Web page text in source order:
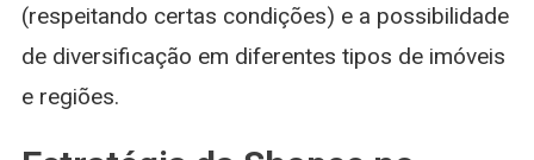
(respeitando certas condições) e a possibilidade
de diversificação em diferentes tipos de imóveis
e regiões.